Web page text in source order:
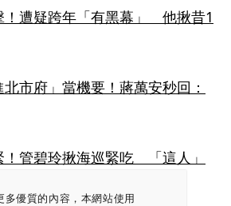
多優質的內容，本網站使用
遭疑跨年「有黑幕」　他揪昔1
市府」當機要！蔣萬安秒回：
管碧玲揪海巡緊吃　「這人」